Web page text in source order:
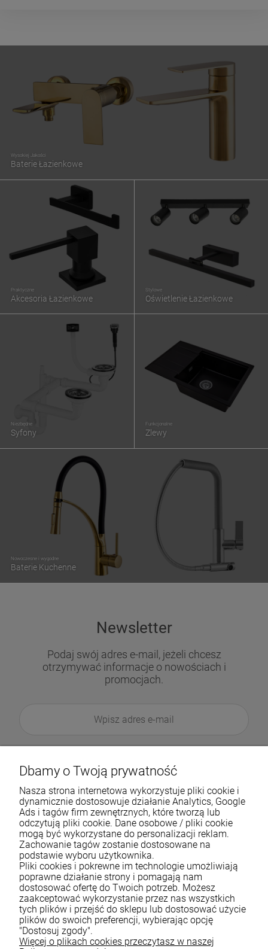
Wysokiej Jakości
Baterie Łazienkowe
Praktyczne
Akcesoria Łazienkowe
Stylowe
Oświetlenie Łazienkowe
Nowoczesne i wygodne
Baterie Kuchenne
Niezbędne
Syfony
Funkcjonalne
Zlewy
Newsletter
Podaj swój adres e-mail, jeżeli chcesz
otrzymywać informacje o nowościach i
promocjach.
Pomoc
Moje konto
Płatności i dostawa
Dbamy o Twoją prywatność
Nasza strona internetowa wykorzystuje pliki cookie i
dynamicznie dostosowuje działanie Analytics, Google
Ads i tagów firm zewnętrznych, które tworzą lub
odczytują pliki cookie. Dane osobowe / pliki cookie
mogą być wykorzystane do personalizacji reklam.
Zachowanie tagów zostanie dostosowane na
podstawie wyboru użytkownika.
Pliki cookies i pokrewne im technologie umożliwiają
poprawne działanie strony i pomagają nam
dostosować ofertę do Twoich potrzeb. Możesz
zaakceptować wykorzystanie przez nas wszystkich
tych plików i przejść do sklepu lub dostosować użycie
plików do swoich preferencji, wybierając opcję
"Dostosuj zgody".
Więcej o plikach cookies przeczytasz w naszej